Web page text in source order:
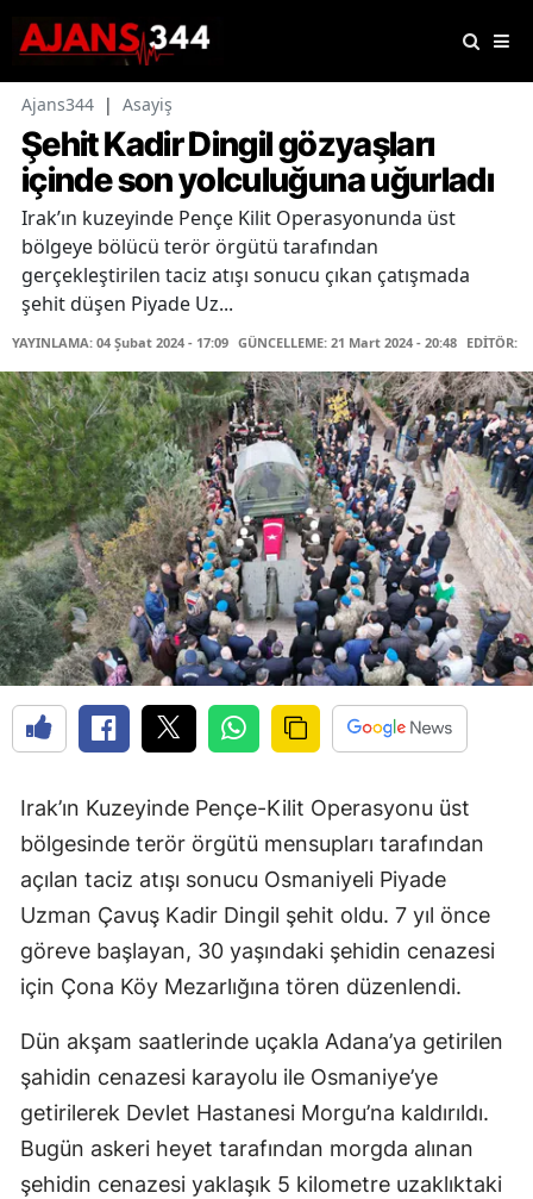
Ajans344 | Asayiş
Şehit Kadir Dingil gözyaşları
içinde son yolculuğuna uğurladı
Irak’ın kuzeyinde Pençe Kilit Operasyonunda üst
bölgeye bölücü terör örgütü tarafından
gerçekleştirilen taciz atışı sonucu çıkan çatışmada
şehit düşen Piyade Uz...
YAYINLAMA: 04 Şubat 2024 - 17:09 GÜNCELLEME: 21 Mart 2024 - 20:48 EDİTÖR:
Irak’ın Kuzeyinde Pençe-Kilit Operasyonu üst
bölgesinde terör örgütü mensupları tarafından
açılan taciz atışı sonucu Osmaniyeli Piyade
Uzman Çavuş Kadir Dingil şehit oldu. 7 yıl önce
göreve başlayan, 30 yaşındaki şehidin cenazesi
için Çona Köy Mezarlığına tören düzenlendi.
Dün akşam saatlerinde uçakla Adana’ya getirilen
şahidin cenazesi karayolu ile Osmaniye’ye
getirilerek Devlet Hastanesi Morgu’na kaldırıldı.
Bugün askeri heyet tarafından morgda alınan
şehidin cenazesi yaklaşık 5 kilometre uzaklıktaki